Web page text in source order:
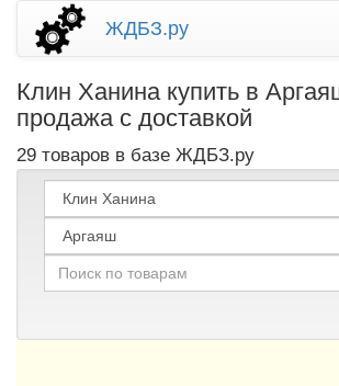
ЖДБЗ.ру
Клин Ханина купить в
продажа с доставкой
29 товаров в базе ЖДБЗ.ру